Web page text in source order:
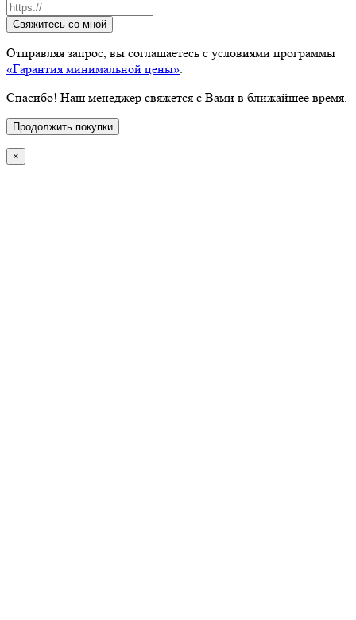
Свяжитесь со мной
Отправляя запрос, вы соглашаетесь с условиями программы
«Гарантия минимальной цены».
Спасибо! Наш менеджер свяжется с Вами в ближайшее время.
Продолжить покупки
×